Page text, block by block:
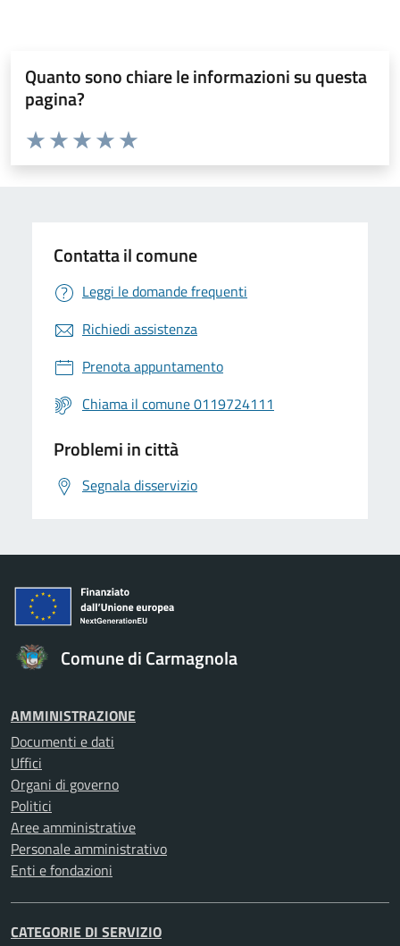
Quanto sono chiare le informazioni su questa
pagina?
Valuta da 1 a 5 stelle la pagina
Valuta 5 stelle su 5
Valuta 4 stelle su 5
Valuta 3 stelle su 5
Valuta 2 stelle su 5
Valuta 1 stelle su 5
Contatta il comune
Leggi le domande frequenti
Richiedi assistenza
Prenota appuntamento
Chiama il comune 0119724111
Problemi in città
Segnala disservizio
Comune di Carmagnola
AMMINISTRAZIONE
Documenti e dati
Uffici
Organi di governo
Politici
Aree amministrative
Personale amministrativo
Enti e fondazioni
CATEGORIE DI SERVIZIO